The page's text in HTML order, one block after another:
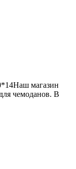
магазин
чемоданов. В